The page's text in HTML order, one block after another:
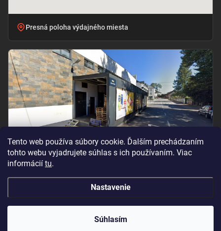
Tento web používa súbory cookie. Ďalším prechádzaním
tohto webu vyjadrujete súhlas s ich používaním. Viac
informácií tu.
Nastavenie
Súhlasím
Presná poloha výdajného miesta
Vchod pri označení „BILLA – PRÍJEM TOVARU“
Oramat . Všetky práva vyhradené.